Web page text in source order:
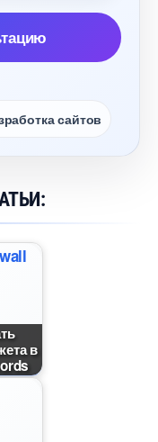
сайто